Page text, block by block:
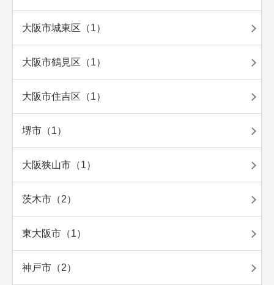
大阪市城東区（1）
大阪市鶴見区（1）
大阪市住吉区（1）
堺市（1）
大阪狭山市（1）
茨木市（2）
東大阪市（1）
神戸市（2）